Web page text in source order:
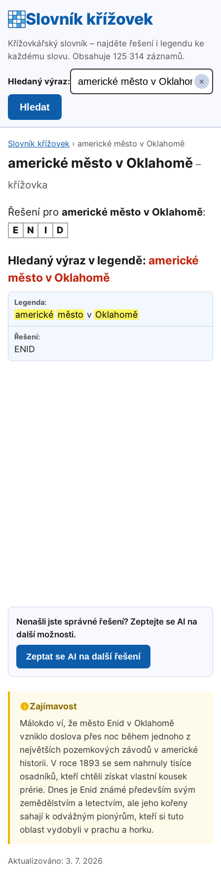
Slovník křížovek
Křížovkářský slovník – najděte řešení i legendu ke
každému slovu. Obsahuje 125 314 záznamů.
Hledaný výraz: ×
Hledat
Slovník křížovek › americké město v Oklahomě
americké město v Oklahomě –
křížovka
Řešení pro americké město v Oklahomě:
E N I D
Hledaný výraz v legendě: americké
město v Oklahomě
americké město v Oklahomě
ENID
Nenašli jste správné řešení? Zeptejte se AI na
další možnosti.
Zeptat se AI na další řešení
Zajímavost
Málokdo ví, že město Enid v Oklahomě
vzniklo doslova přes noc během jednoho z
největších pozemkových závodů v americké
historii. V roce 1893 se sem nahrnuly tisíce
osadníků, kteří chtěli získat vlastní kousek
prérie. Dnes je Enid známé především svým
zemědělstvím a letectvím, ale jeho kořeny
sahají k odvážným pionýrům, kteří si tuto
oblast vydobyli v prachu a horku.
Aktualizováno: 3. 7. 2026